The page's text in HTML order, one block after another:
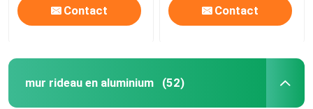
Contact Contact
mur rideau en aluminium (52)